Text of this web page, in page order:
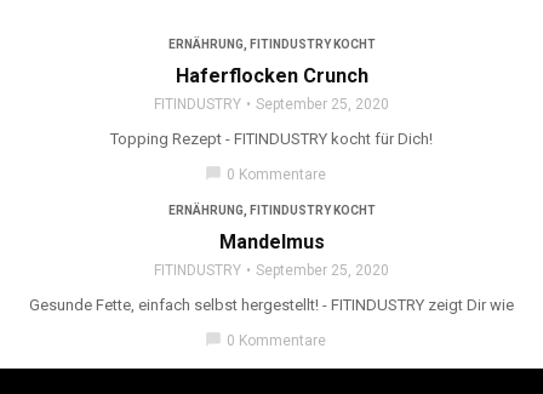
ERNÄHRUNG FITINDUSTRY KOCHT
Haferflocken Crunch
FITINDUSTRY September 25, 2020
Topping Rezept - FITINDUSTRY kocht für Dich!
chat_bubble 0 Kommentare
ERNÄHRUNG FITINDUSTRY KOCHT
Mandelmus
FITINDUSTRY September 25, 2020
Gesunde Fette, einfach selbst hergestellt! - FITINDUSTRY zeigt Dir wie
chat_bubble 0 Kommentare